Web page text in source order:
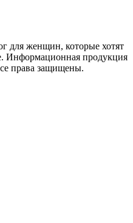
для женщин, которые хотят
Информационная продукция
права защищены.